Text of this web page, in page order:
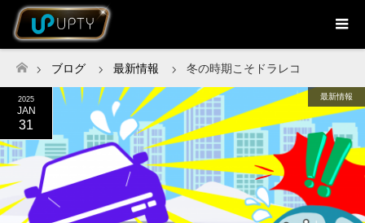
ホーム
ブログ 最新情報 冬の時期こそドラレコ
2025
JAN
31
最新情報